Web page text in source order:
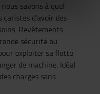
savons à quel
d’avoir des
Revêtements
sécurité au
exploiter sa flotte
de machine. Idéal
charges sans